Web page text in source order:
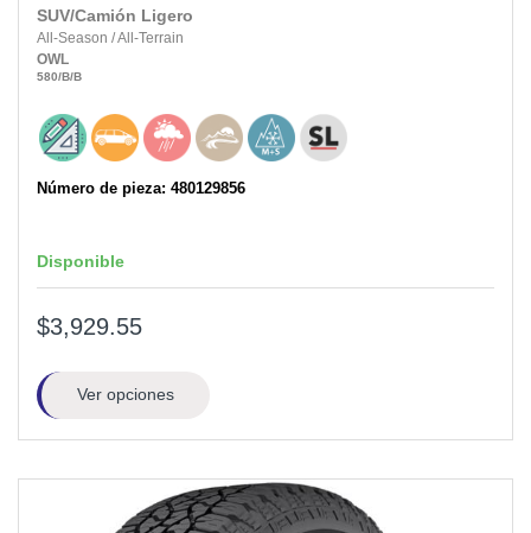
SUV/Camión Ligero
All-Season /All-Terrain
OWL
580/B/B
Número de pieza: 480129856
Disponible
$3,929.55
Ver opciones